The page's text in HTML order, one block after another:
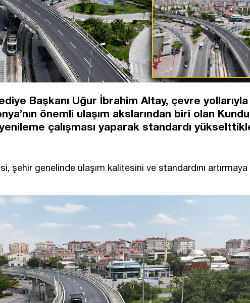
Başkanı Uğur İbrahim Altay, çevre yollarıyla
önemli ulaşım akslarından biri olan
çalışması yaparak standardı
şehir genelinde ulaşım kalitesini ve standardını